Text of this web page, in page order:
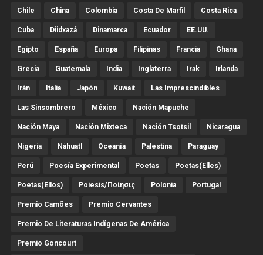
Chile China Colombia Costa De Marfil Costa Rica
Cuba Diidxazá Dinamarca Ecuador EE.UU.
Egipto España Europa Filipinas Francia Ghana
Grecia Guatemala India Inglaterra Irak Irlanda
Irán Italia Japón Kuwait Las Imprescindibles
Las Sinsombrero México Nación Mapuche
Nación Maya Nación Mixteca Nación Tsotsil Nicaragua
Nigeria Náhuatl Oceanía Palestina Paraguay
Perú Poesía Experimental Poetas Poetas(Elles)
Poetas(Ellos) Poiesis/ποίησις Polonia Portugal
Premio Camões Premio Cervantes
Premio De Literaturas Indígenas De América
Premio Goncourt